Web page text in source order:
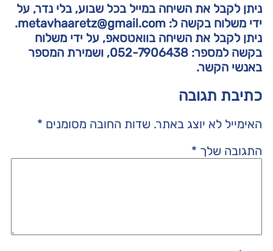
ניתן לקבל את השיחה במייל בכל שבוע, בלי נדר, על
ידי משלוח בקשה ל: metavhaaretz@gmail.com.
ניתן לקבל את השיחה בוואטסאפ, על ידי משלוח
בקשה למספר: 052-7906438, ושמירת המספר
באנשי הקשר.
כתיבת תגובה
האימייל לא יוצג באתר. שדות החובה מסומנים *
התגובה שלך *